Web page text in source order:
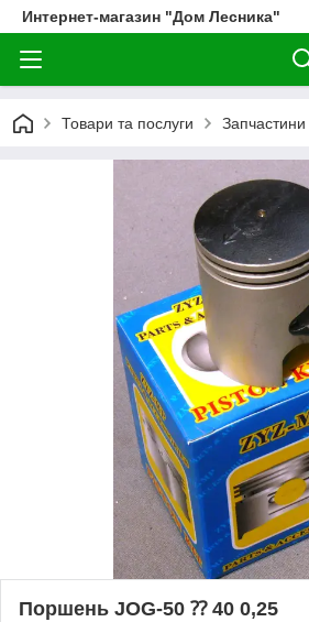
Интернет-магазин "Дом Лесника"
Товари та послуги Запчастини
Поршень JOG-50 ⁇ 40 0,25